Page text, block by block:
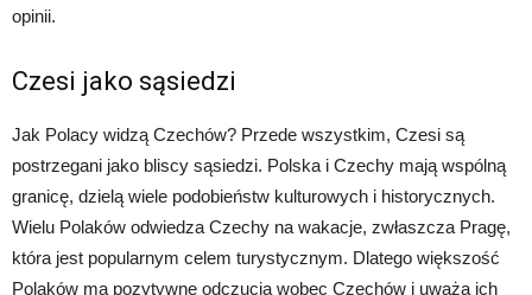
opinii.
Czesi jako sąsiedzi
Jak Polacy widzą Czechów? Przede wszystkim, Czesi są
postrzegani jako bliscy sąsiedzi. Polska i Czechy mają wspólną
granicę, dzielą wiele podobieństw kulturowych i historycznych.
Wielu Polaków odwiedza Czechy na wakacje, zwłaszcza Pragę,
która jest popularnym celem turystycznym. Dlatego większość
Polaków ma pozytywne odczucia wobec Czechów i uważa ich